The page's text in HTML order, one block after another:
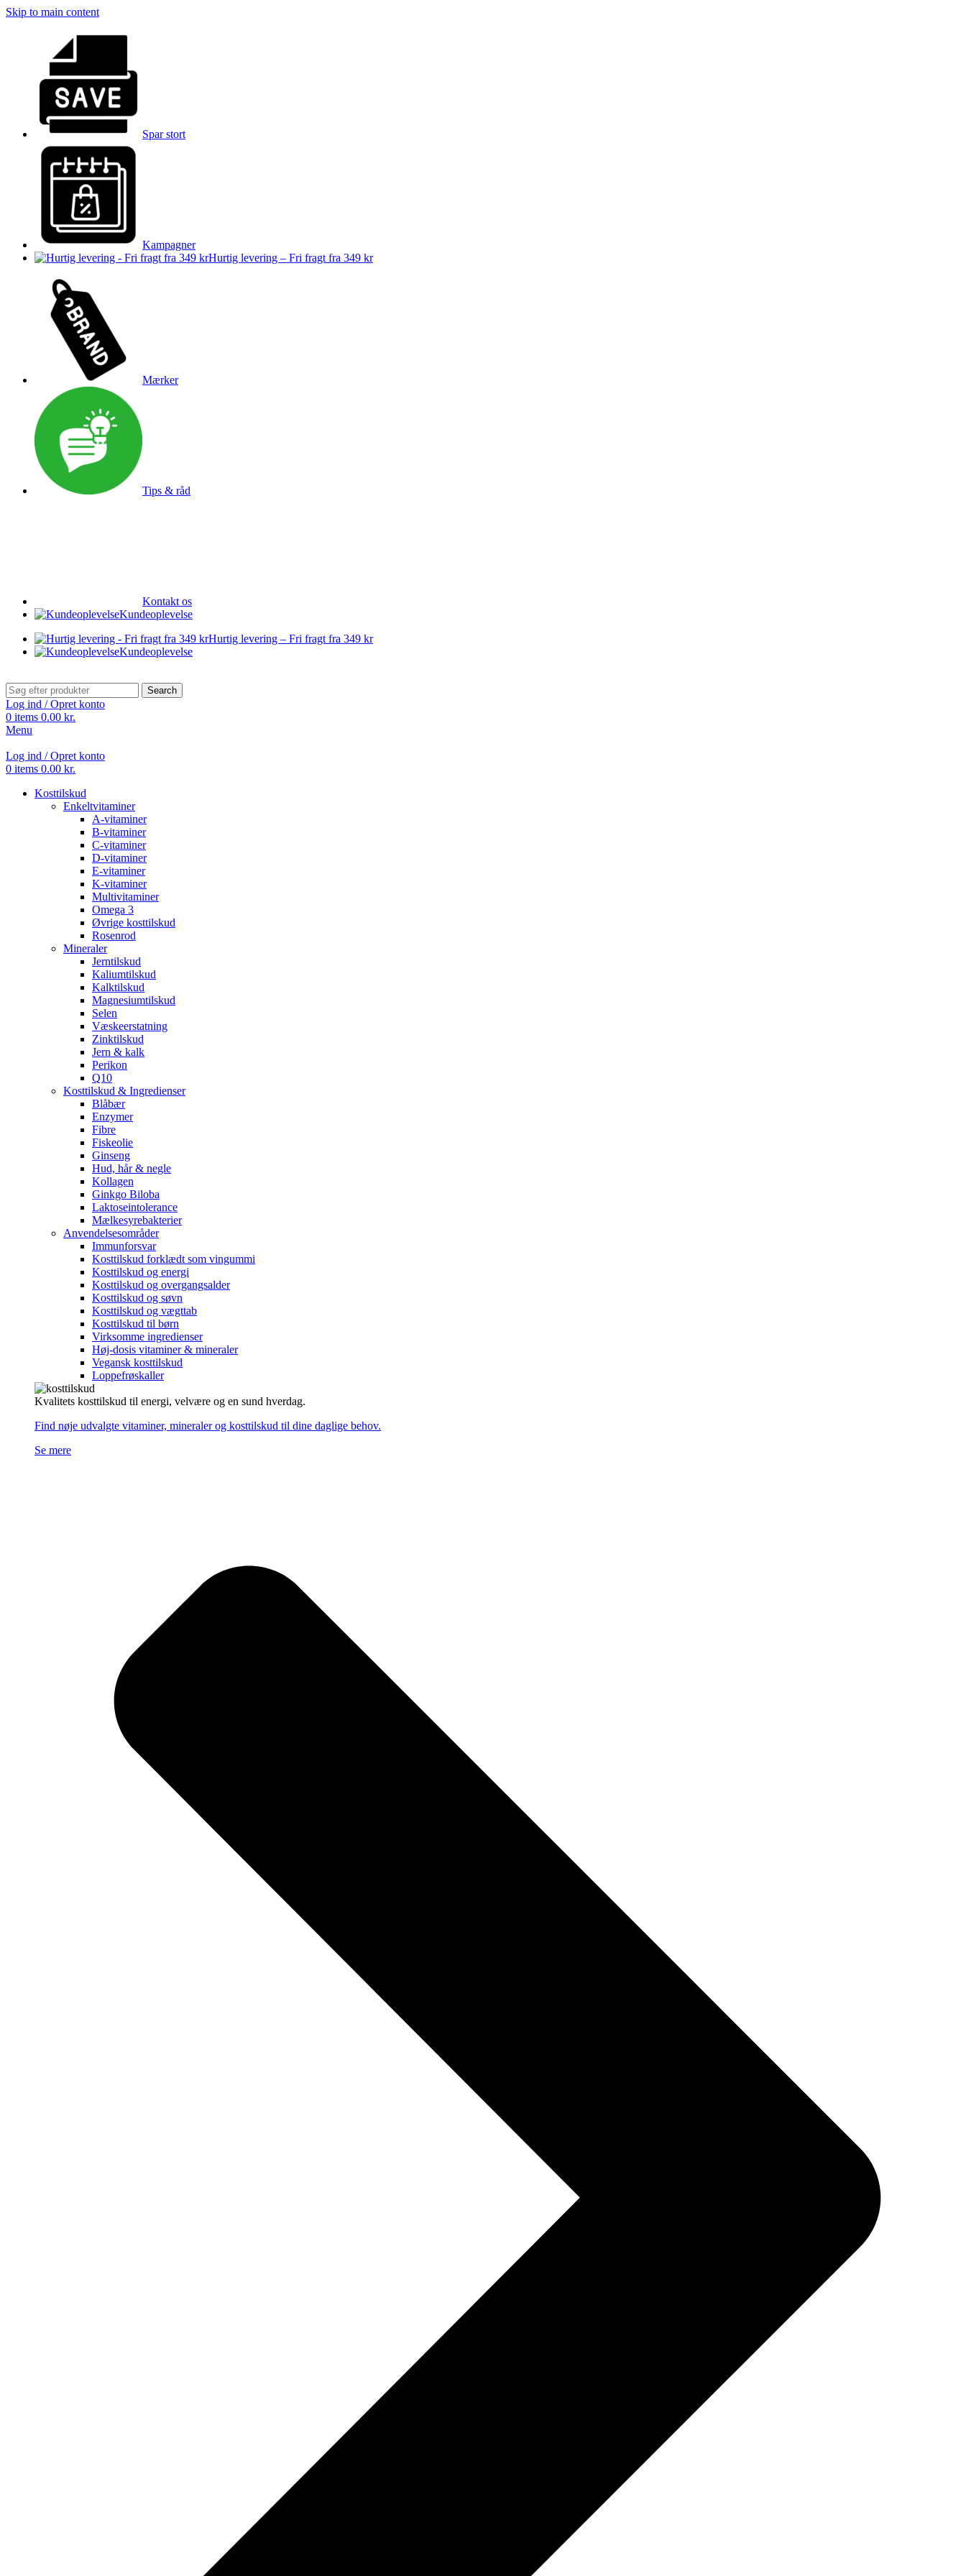
Skip to main content
Spar stort
Kampagner
Hurtig levering – Fri fragt fra 349 kr
Mærker
Tips & råd
Kontakt os
Kundeoplevelse
Hurtig levering – Fri fragt fra 349 kr
Kundeoplevelse
Search
Log ind / Opret konto
0 items 0.00 kr.
Menu
Log ind / Opret konto
0 items 0.00 kr.
Kosttilskud
Enkeltvitaminer
A-vitaminer
B-vitaminer
C-vitaminer
D-vitaminer
E-vitaminer
K-vitaminer
Multivitaminer
Omega 3
Øvrige kosttilskud
Rosenrod
Mineraler
Jerntilskud
Kaliumtilskud
Kalktilskud
Magnesiumtilskud
Selen
Væskeerstatning
Zinktilskud
Jern & kalk
Perikon
Q10
Kosttilskud & Ingredienser
Blåbær
Enzymer
Fibre
Fiskeolie
Ginseng
Hud, hår & negle
Kollagen
Ginkgo Biloba
Laktoseintolerance
Mælkesyrebakterier
Anvendelsesområder
Immunforsvar
Kosttilskud forklædt som vingummi
Kosttilskud og energi
Kosttilskud og overgangsalder
Kosttilskud og søvn
Kosttilskud og vægttab
Kosttilskud til børn
Virksomme ingredienser
Høj-dosis vitaminer & mineraler
Vegansk kosttilskud
Loppefrøskaller
Kvalitets kosttilskud til energi, velvære og en sund hverdag.
Find nøje udvalgte vitaminer, mineraler og kosttilskud til dine daglige behov.
Se mere